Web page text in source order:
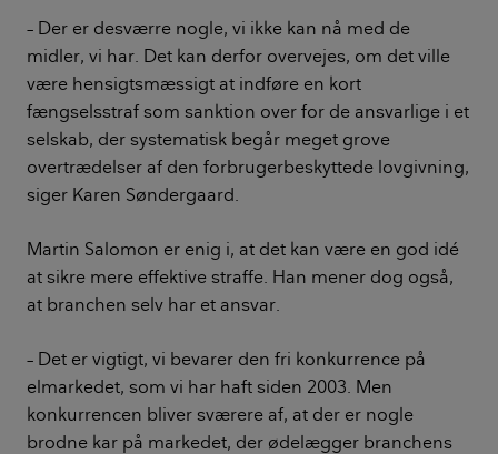
– Der er desværre nogle, vi ikke kan nå med de
midler, vi har. Det kan derfor overvejes, om det ville
være hensigtsmæssigt at indføre en kort
fængselsstraf som sanktion over for de ansvarlige i et
selskab, der systematisk begår meget grove
overtrædelser af den forbrugerbeskyttede lovgivning,
siger Karen Søndergaard.
Martin Salomon er enig i, at det kan være en god idé
at sikre mere effektive straffe. Han mener dog også,
at branchen selv har et ansvar.
– Det er vigtigt, vi bevarer den fri konkurrence på
elmarkedet, som vi har haft siden 2003. Men
konkurrencen bliver sværere af, at der er nogle
brodne kar på markedet, der ødelægger branchens